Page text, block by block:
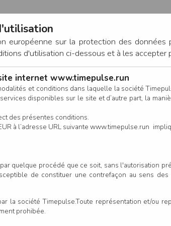
CONNEXION
RÉSULTATS
- Aquathlon S en
européenne sur la protection des données
d'utilisation ci-dessous et à les accepter
internet www.timepulse.run
et conditions dans laquelle la société
disponibles sur le site et d’autre part, la
des présentes conditions.
à l’adresse URL suivante www.timepulse.run
quelque procédé que ce soit, sans l'autorisation
de constituer une contrefaçon au sens
la société Timepulse.Toute représentation et/ou
prohibée.